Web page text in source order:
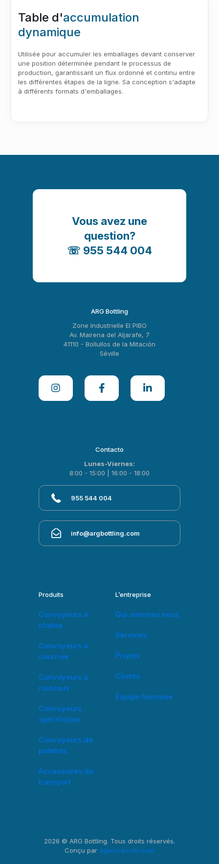
Table d'accumulation
dynamique
Utilisée pour accumuler les emballages devant conserver
une position déterminée pendant le processus de
production, garantissant un flux ordonné et continu entre
les différentes étapes de la ligne. Sa conception s'adapte
à différents formats d'emballages.
Vous avez une
question?
☏ 955 544 004
ARG Bottling
Zone Industrielle El PIBO
Av. Mairena del Aljarafe, 7
41110 - Bollullos de la Mitación
Séville
Contacto
Lunes-Viernes:
8:00 - 15:00 | 16:00 - 18:00
955 544 004
info@argbottling.com
Produits
Convoyeurs à
chaîne
Convoyeurs à
courroie
Convoyeurs à
rouleaux
Convoyeurs
spécifiques
Convoyeurs de
palettes
Accessoires de
transport
L’entreprise
Qui sommes nous
Services
Projets
Clients
Équipe humaine
2026 © ARG Bottling. Tous droits réservés.
Conçu par agencianodo.com